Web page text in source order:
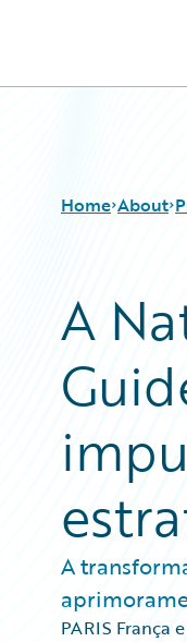
Home About
A
A
PARIS França